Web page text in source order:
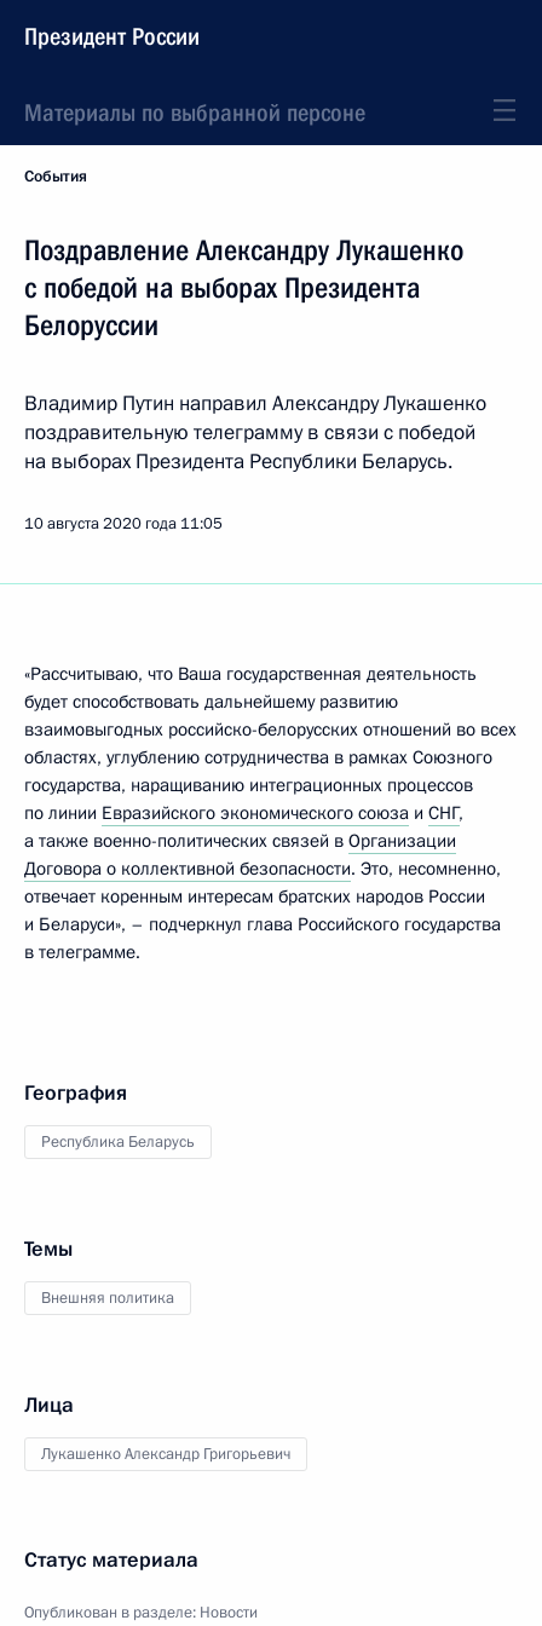
Президент России
Материалы по выбранной персоне
События
Поздравление Александру Лукашенко
с победой на выборах Президента
Белоруссии
Владимир Путин направил Александру Лукашенко
поздравительную телеграмму в связи с победой
на выборах Президента Республики Беларусь.
10 августа 2020 года 11:05
«Рассчитываю, что Ваша государственная деятельность
будет способствовать дальнейшему развитию
взаимовыгодных российско-белорусских отношений во всех
областях, углублению сотрудничества в рамках Союзного
государства, наращиванию интеграционных процессов
по линии Евразийского экономического союза и СНГ,
а также военно-политических связей в Организации
Договора о коллективной безопасности. Это, несомненно,
отвечает коренным интересам братских народов России
и Беларуси», – подчеркнул глава Российского государства
в телеграмме.
География
Республика Беларусь
Темы
Внешняя политика
Лица
Лукашенко Александр Григорьевич
Статус материала
Опубликован в разделе: Новости